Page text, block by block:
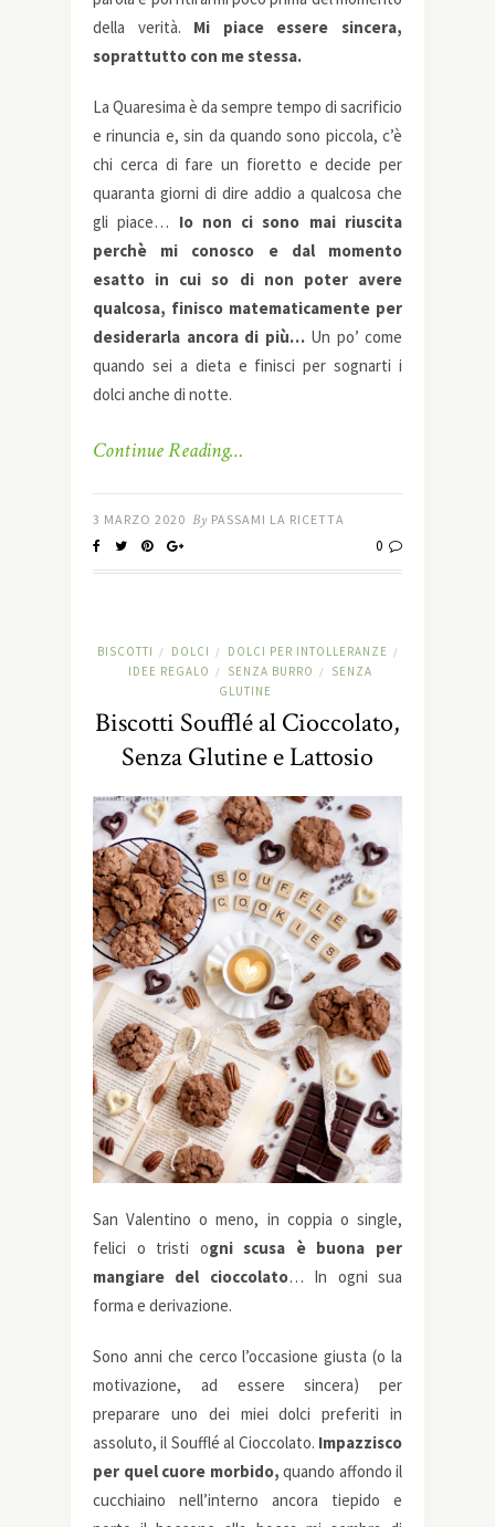
della verità. Mi piace essere sincera,
soprattutto con me stessa.
La Quaresima è da sempre tempo di sacrificio
e rinuncia e, sin da quando sono piccola, c’è
chi cerca di fare un fioretto e decide per
quaranta giorni di dire addio a qualcosa che
gli piace… Io non ci sono mai riuscita
perchè mi conosco e dal momento
esatto in cui so di non poter avere
qualcosa, finisco matematicamente per
desiderarla ancora di più… Un po’ come
quando sei a dieta e finisci per sognarti i
dolci anche di notte.
Continue Reading…
3 MARZO 2020 By PASSAMI LA RICETTA
0
BISCOTTI / DOLCI / DOLCI PER INTOLLERANZE /
IDEE REGALO / SENZA BURRO /
SENZA
GLUTINE
Biscotti Soufflé al Cioccolato,
Senza Glutine e Lattosio
San Valentino o meno, in coppia o single,
felici o tristi ogni scusa è buona per
mangiare del cioccolato… In ogni sua
forma e derivazione.
Sono anni che cerco l’occasione giusta (o la
motivazione, ad essere sincera) per
preparare uno dei miei dolci preferiti in
assoluto, il Soufflé al Cioccolato. Impazzisco
per quel cuore morbido, quando affondo il
cucchiaino nell’interno ancora tiepido e